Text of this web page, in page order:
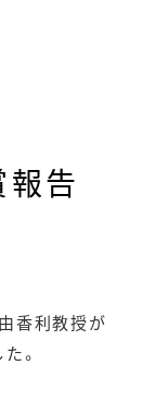
告
香利教授が
。